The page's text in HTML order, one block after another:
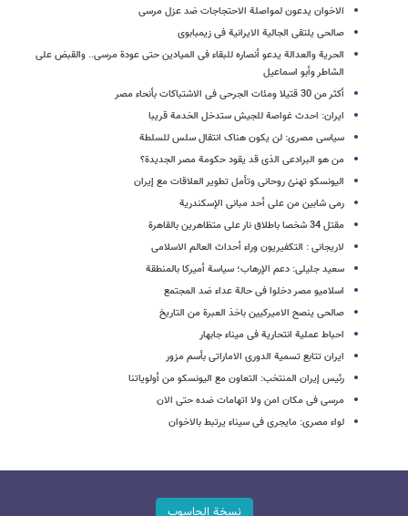
الاخوان یدعون لمواصلة الاحتجاجات ضد عزل مرسی
صالحی یلتقی الجالیة الایرانیة فی زیمبابوی
الحریة والعدالة یدعو أنصاره للبقاء فی المیادین حتى عودة مرسی.. والقبض على
الشاطر وأبو اسماعیل
أکثر من 30 قتیلا ومئات الجرحى فی الاشتباکات بأنحاء مصر
ایران: احدث غواصة للجیش ستدخل الخدمة قریبا
سیاسی مصری: لن یکون هناک انتقال سلس للسلطة
من هو البرادعی الذی قد یقود حکومة مصر الجدیدة؟
الیونسکو تهنئ روحانی وتأمل تطویر العلاقات مع إیران
رمی شابین من على أحد مبانی الإسکندریة
مقتل 34 شخصا باطلاق نار على متظاهرین بالقاهرة
لاریجانی : التکفیریون وراء أحداث العالم الاسلامی
سعید جلیلی: دعم الإرهاب؛ سیاسة أمیرکا بالمنطقة
اسلامیو مصر دخلوا فی حالة عداء ضد المجتمع
صالحی ینصح الامیرکیین باخذ العبرة من التاریخ
احباط عملیة انتحاریة فی میناء جابهار
ایران تتابع تسمیة الدوری الاماراتی بأسم مزور
رئیس إیران المنتخب: التعاون مع الیونسکو من أولویاتنا
مرسی فی مکان امن ولا اتهامات ضده حتى الان
لواء مصری: مایجری فی سیناء یرتبط بالاخوان